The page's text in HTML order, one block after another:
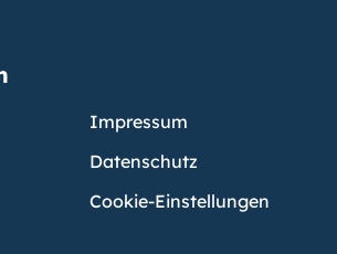
Impressum
Datenschutz
Cookie-Einstellungen